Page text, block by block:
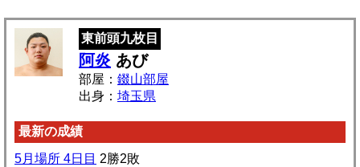
東前頭九枚目
阿炎 あび
部屋： 錣山部屋
出身： 埼玉県
最新の成績
5月場所 4日目 2勝2敗